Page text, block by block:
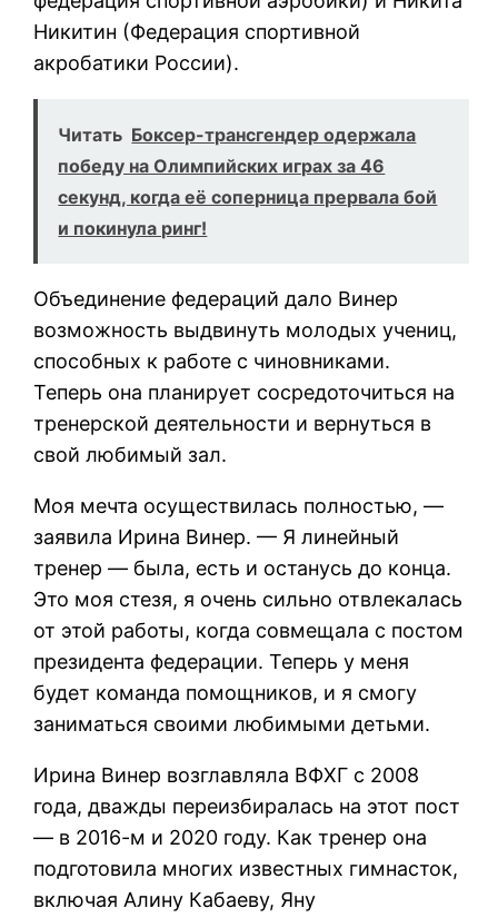
Никитин (Федерация спортивной
акробатики России).
Читать Боксер-трансгендер одержала
победу на Олимпийских играх за 46
секунд, когда её соперница прервала бой
и покинула ринг!
Объединение федераций дало Винер
возможность выдвинуть молодых учениц,
способных к работе с чиновниками.
Теперь она планирует сосредоточиться на
тренерской деятельности и вернуться в
свой любимый зал.
Моя мечта осуществилась полностью, —
заявила Ирина Винер. — Я линейный
тренер — была, есть и останусь до конца.
Это моя стезя, я очень сильно отвлекалась
от этой работы, когда совмещала с постом
президента федерации. Теперь у меня
будет команда помощников, и я смогу
заниматься своими любимыми детьми.
Ирина Винер возглавляла ВФХГ с 2008
года, дважды переизбиралась на этот пост
— в 2016-м и 2020 году. Как тренер она
подготовила многих известных гимнасток,
включая Алину Кабаеву, Яну